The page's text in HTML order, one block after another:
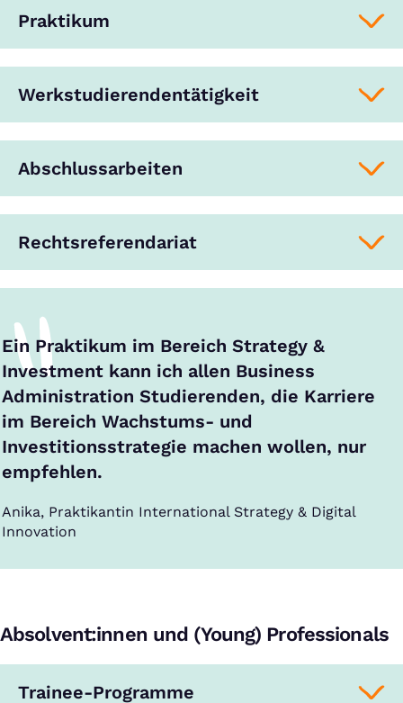
Praktikum
Werkstudierendentätigkeit
Abschlussarbeiten
Rechtsreferendariat
Ein Praktikum im Bereich Strategy &
Investment kann ich allen Business
Administration Studierenden, die Karriere
im Bereich Wachstums- und
Investitionsstrategie machen wollen, nur
empfehlen.
Anika, Praktikantin International Strategy & Digital
Innovation
Absolvent:innen und (Young) Professionals
Trainee-Programme